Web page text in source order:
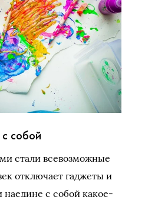
собой
стали всевозможные
отключает гаджеты и
с собой какое-